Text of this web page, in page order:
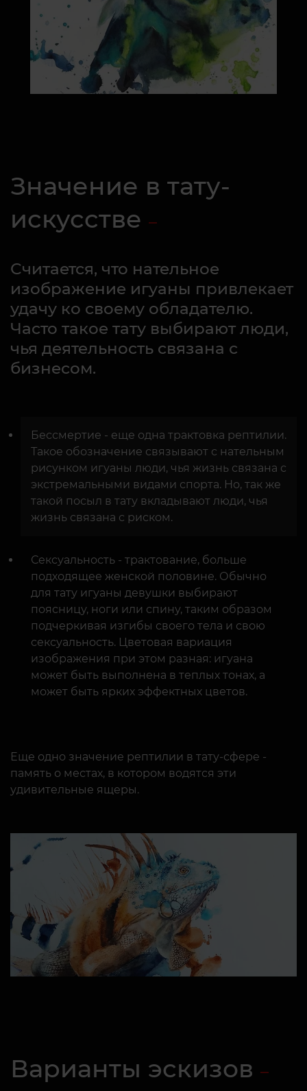
Значение в тату-
искусстве
Считается, что нательное
изображение игуаны привлекает
удачу ко своему обладателю.
Часто такое тату выбирают люди,
чья деятельность связана с
бизнесом.
Бессмертие - еще одна трактовка рептилии.
Такое обозначение связывают с нательным
рисунком игуаны люди, чья жизнь связана с
экстремальными видами спорта. Но, так же
такой посыл в тату вкладывают люди, чья
жизнь связана с риском.
Сексуальность - трактование, больше
подходящее женской половине. Обычно
для тату игуаны девушки выбирают
поясницу, ноги или спину, таким образом
подчеркивая изгибы своего тела и свою
сексуальность. Цветовая вариация
изображения при этом разная: игуана
может быть выполнена в теплых тонах, а
может быть ярких эффектных цветов.
Еще одно значение рептилии в тату-сфере -
память о местах, в котором водятся эти
удивительные ящеры.
Варианты эскизов